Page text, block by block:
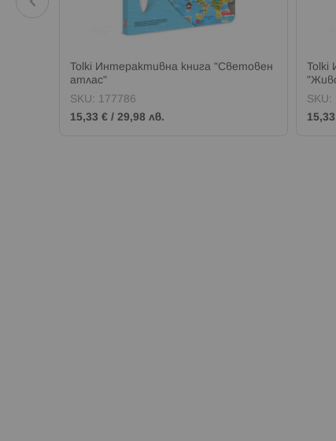
Tolki Интерактивна книга "Световен
атлас"
SKU: 177786
15,33 € / 29,98 лв.
Tolki
SKU: